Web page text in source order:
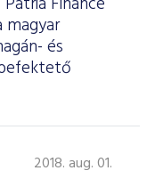
magyar
és
2018. aug. 01.